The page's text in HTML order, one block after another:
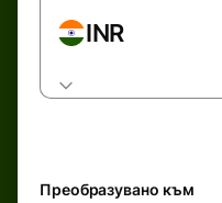
INR
Преобразувано към